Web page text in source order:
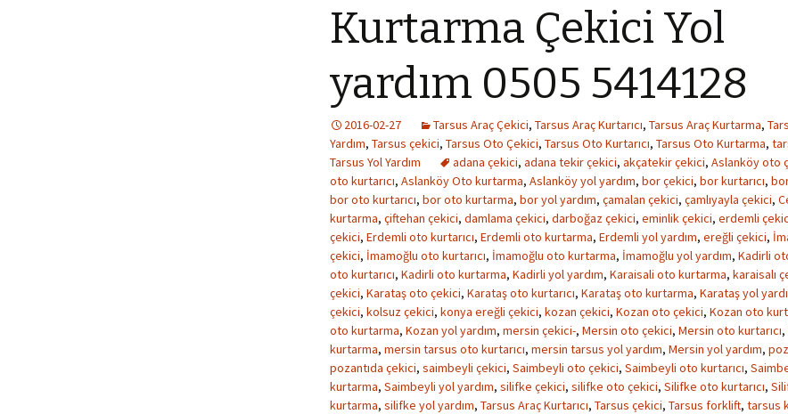
Kurtarma Çekici Yol
yardım 0505 5414128
2016-02-27 Tarsus Araç Çekici, Tarsus Araç Kurtarıcı, Tarsus Araç Kurtarma,
Yardım, Tarsus çekici, Tarsus Oto Çekici, Tarsus Oto Kurtarıcı, Tarsus Oto Kurtarma,
Tarsus Yol Yardım
adana çekici, adana tekir çekici, akçatekir çekici, Aslanköy oto
oto kurtarıcı, Aslanköy Oto kurtarma, Aslanköy yol yardım, bor çekici, bor kurtarıcı,
bor oto kurtarıcı, bor oto kurtarma, bor yol yardım, çamalan çekici, çamlıyayla çekici,
kurtarma, çiftehan çekici, damlama çekici, darboğaz çekici, eminlik çekici, erdemli
çekici, Erdemli oto kurtarıcı, Erdemli oto kurtarma, Erdemli yol yardım, ereğli çekici,
çekici, İmamoğlu oto kurtarıcı, İmamoğlu oto kurtarma, İmamoğlu yol yardım, Kadirli
oto kurtarıcı, Kadirli oto kurtarma, Kadirli yol yardım, Karaisali oto kurtarma, karaisalı
çekici, Karataş oto çekici, Karataş oto kurtarıcı, Karataş oto kurtarma, Karataş yol
çekici, kolsuz çekici, konya ereğli çekici, kozan çekici, Kozan oto çekici, Kozan oto
oto kurtarma, Kozan yol yardım, mersin çekici-, Mersin oto çekici, Mersin oto kurtarıcı,
kurtarma, mersin tarsus oto kurtarıcı, mersin tarsus yol yardım, Mersin yol yardım,
pozantıda çekici, saimbeyli çekici, Saimbeyli oto çekici, Saimbeyli oto kurtarıcı,
kurtarma, Saimbeyli yol yardım, silifke çekici, silifke oto çekici, Silifke oto kurtarıcı,
kurtarma, silifke yol yardım, Tarsus Araç Kurtarıcı, Tarsus çekici, Tarsus forklift, tarsus